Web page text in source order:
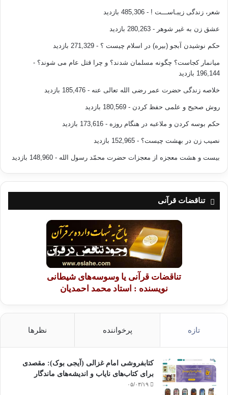
شعر، زندگی زیبـاســـت ! - 485,306 بازدید
عشق زن به غیر شوهر - 280,263 بازدید
حکم نوشیدن آبجو (بیره) در اسلام چیست ؟ - 271,329 بازدید
میانمار کجاست؟ چگونه مسلمان شدند؟ و چرا قتل عام می شوند؟ -
196,144 بازدید
خلاصه زندگی حضرت عمر رضی الله تعالی عنه - 185,476 بازدید
روش صحیح و علمی حفظ کردن - 180,569 بازدید
حکم بوسه کردن و ملاعبه در هنگام روزه - 173,616 بازدید
نصیب زن در بهشت چیست؟ - 152,965 بازدید
بیست و هشت معجزه از معجزات حضرت محمّد رسول الله - 148,960 بازدید
تناقضات قرآنی
تناقضات قرآنی یا وسوسه‌های شیطانی
نویسنده : استاد محمد احمدیان
تازه پرخواننده نظرها
کتابفروشی امام غزالی (آیجی بوک): مقصدی
برای کتاب‌های نایاب و اندیشه‌های ماندگار
۰۵/۰۳/۱۹